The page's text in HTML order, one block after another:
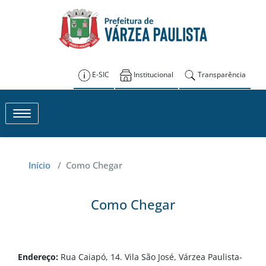
FUSSBE – Várzea
E-SIC Institucional Transparência
Toggle navigation
Início / Como Chegar
Como Chegar
Endereço: Rua Caiapó, 14. Vila São José, Várzea Paulista-